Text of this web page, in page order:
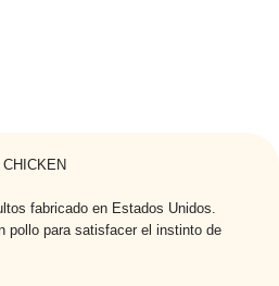
fabricado en Estados Unidos.
pollo para satisfacer el instinto de